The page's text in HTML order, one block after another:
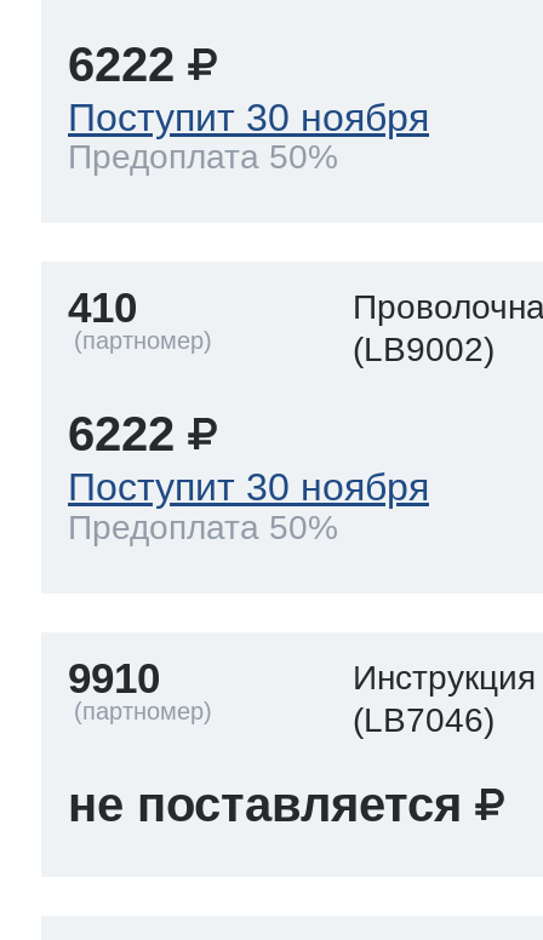
6222
Поступит 30 ноября
Предоплата 50%
410
(LB9002)
6222
Поступит 30 ноября
Предоплата 50%
9910
(LB7046)
не поставляется